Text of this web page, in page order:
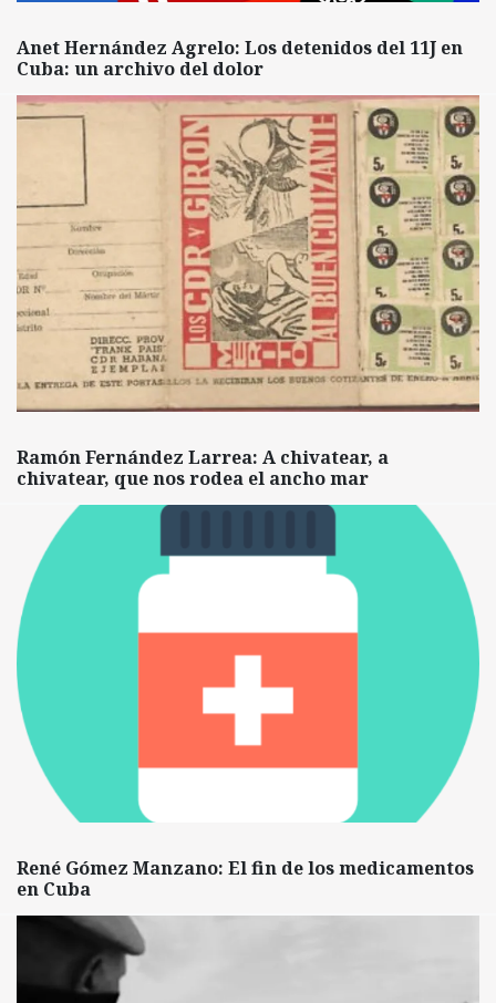
Anet Hernández Agrelo: Los detenidos del 11J en
Cuba: un archivo del dolor
Ramón Fernández Larrea: A chivatear, a
chivatear, que nos rodea el ancho mar
René Gómez Manzano: El fin de los medicamentos
en Cuba